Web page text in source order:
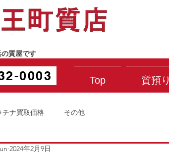
質屋です
0003 Top 質預り
チナ買取価格 その他
2024年2月9日